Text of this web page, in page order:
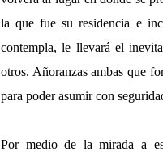
la que fue su residencia e
contempla, le llevará el
otros. Añoranzas ambas que
para poder asumir con
Por medio de la mirada a